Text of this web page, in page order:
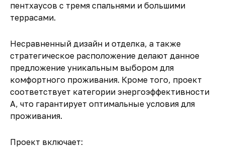
пентхаусов с тремя спальнями и большими
террасами.
Несравненный дизайн и отделка, а также
стратегическое расположение делают данное
предложение уникальным выбором для
комфортного проживания. Кроме того, проект
соответствует категории энергоэффективности
А, что гарантирует оптимальные условия для
проживания.
Проект включает: